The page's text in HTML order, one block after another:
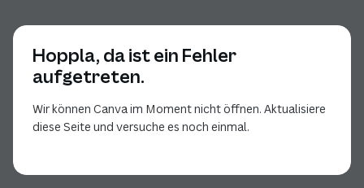
Hoppla, da ist ein Fehler
aufgetreten.
Wir können Canva im Moment nicht öffnen. Aktualisiere
diese Seite und versuche es noch einmal.